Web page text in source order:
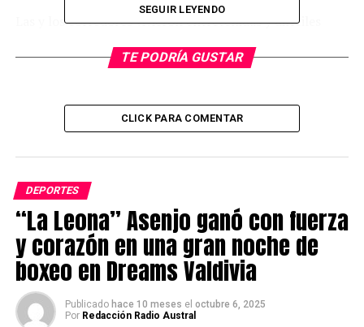
Las y los corredores vivieron entretenidas y difíciles
neumáticos de automóvil, para pasar a una zona de
Tras ello ingresaron al bosque que rodea el río Calle
Calle, donde sobrepasaron enormes neumáticos,
enramados propios de la vegetación, un arroyo, una
muros, trozos de árboles, entre otros obstáculos.
El seremi del Deporte, René Antio, destacó que la
actividad creada por el Departamento de Actividad
Física haya sido gratuita para sus asistentes, además de
la excelente planificación y ejecución de ésta,
subrayando que “se vivió un evento de excelente nivel,
SEGUIR LEYENDO
TE PODRÍA GUSTAR
CLICK PARA COMENTAR
DEPORTES
“La Leona” Asenjo ganó con fuerza
y corazón en una gran noche de
boxeo en Dreams Valdivia
Publicado hace 10 meses el octubre 6, 2025
Por Redacción Radio Austral